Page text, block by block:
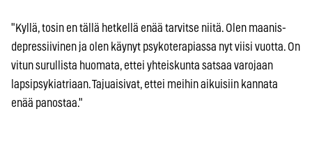
"Kyllä, tosin en tällä hetkellä enää tarvitse niitä. Olen maanis-
depressiivinen ja olen käynyt psykoterapiassa nyt viisi vuotta. On
vitun surullista huomata, ettei yhteiskunta satsaa varojaan
lapsipsykiatriaan. Tajuaisivat, ettei meihin aikuisiin kannata
enää panostaa."